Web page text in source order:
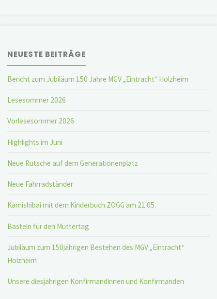
NEUESTE BEITRÄGE
Bericht zum Jubiläum 150 Jahre MGV „Eintracht“ Holzheim
Lesesommer 2026
Vorlesesommer 2026
Highlights im Juni
Neue Rutsche auf dem Generationenplatz
Neue Fahrradständer
Kamishibai mit dem Kinderbuch ZOGG am 21.05.
Basteln für den Muttertag
Jubiläum zum 150jährigen Bestehen des MGV „Eintracht“
Holzheim
Unsere diesjährigen Konfirmandinnen und Konfirmanden